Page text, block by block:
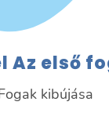
Az első
kibújása